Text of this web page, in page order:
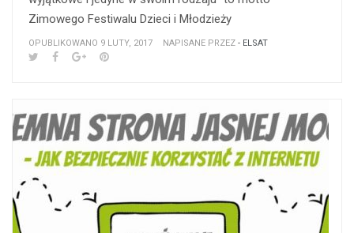
Zimowego Festiwalu Dzieci i Młodzieży
OPUBLIKOWANO 9 LUTY, 2017 NAPISANE PRZEZ - ELSAT